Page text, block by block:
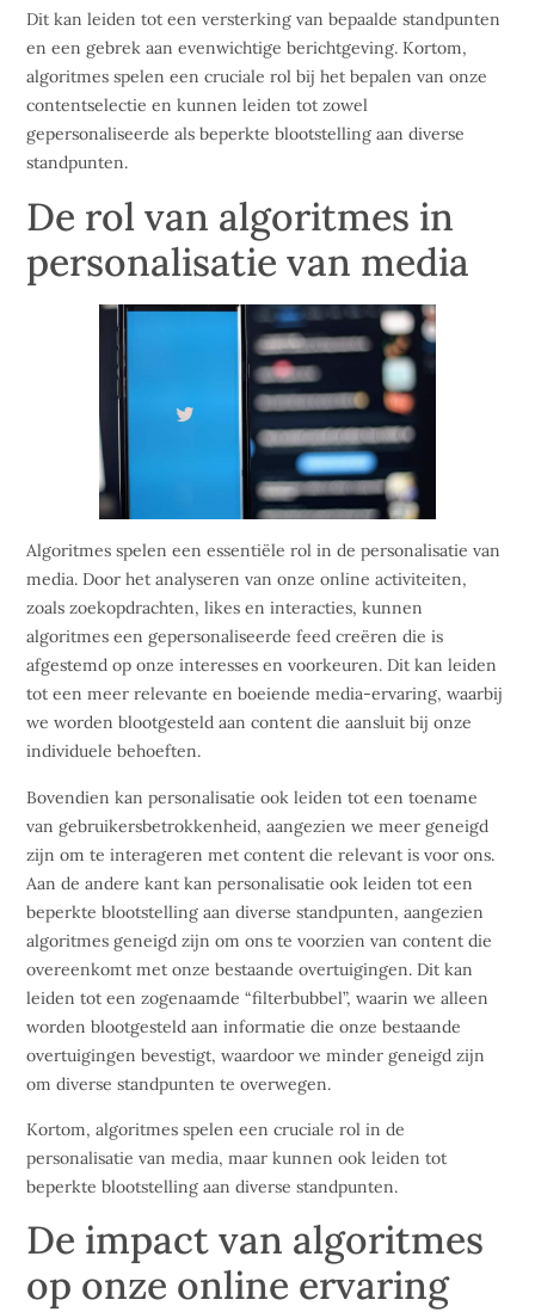
Dit kan leiden tot een versterking van bepaalde standpunten
en een gebrek aan evenwichtige berichtgeving. Kortom,
algoritmes spelen een cruciale rol bij het bepalen van onze
contentselectie en kunnen leiden tot zowel
gepersonaliseerde als beperkte blootstelling aan diverse
standpunten.
De rol van algoritmes in
personalisatie van media
Algoritmes spelen een essentiële rol in de personalisatie van
media. Door het analyseren van onze online activiteiten,
zoals zoekopdrachten, likes en interacties, kunnen
algoritmes een gepersonaliseerde feed creëren die is
afgestemd op onze interesses en voorkeuren. Dit kan leiden
tot een meer relevante en boeiende media-ervaring, waarbij
we worden blootgesteld aan content die aansluit bij onze
individuele behoeften.
Bovendien kan personalisatie ook leiden tot een toename
van gebruikersbetrokkenheid, aangezien we meer geneigd
zijn om te interageren met content die relevant is voor ons.
Aan de andere kant kan personalisatie ook leiden tot een
beperkte blootstelling aan diverse standpunten, aangezien
algoritmes geneigd zijn om ons te voorzien van content die
overeenkomt met onze bestaande overtuigingen. Dit kan
leiden tot een zogenaamde “filterbubbel”, waarin we alleen
worden blootgesteld aan informatie die onze bestaande
overtuigingen bevestigt, waardoor we minder geneigd zijn
om diverse standpunten te overwegen.
Kortom, algoritmes spelen een cruciale rol in de
personalisatie van media, maar kunnen ook leiden tot
beperkte blootstelling aan diverse standpunten.
De impact van algoritmes
op onze online ervaring